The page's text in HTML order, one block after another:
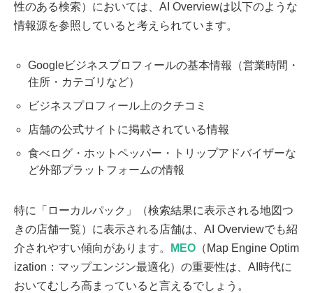
性のある検索）においては、AI Overviewは以下のような
情報源を参照していると考えられています。
Googleビジネスプロフィールの基本情報（営業時間・
住所・カテゴリなど）
ビジネスプロフィール上のクチコミ
店舗の公式サイトに掲載されている情報
食べログ・ホットペッパー・トリップアドバイザーな
ど外部プラットフォームの情報
特に「ローカルパック」（検索結果に表示される地図つ
きの店舗一覧）に表示される店舗は、AI Overviewでも紹
介されやすい傾向があります。
MEO （Map Engine Optim
ization：マップエンジン最適化）の重要性は、AI時代に
おいてむしろ高まっていると言えるでしょう。